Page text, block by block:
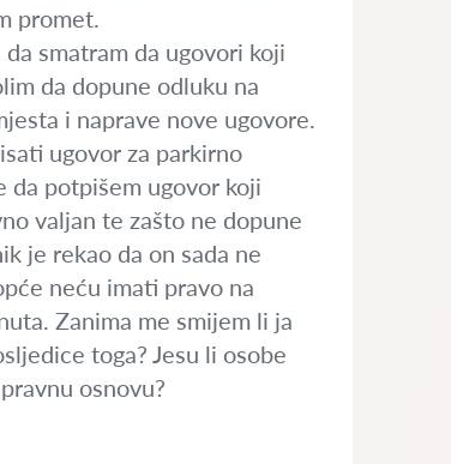
promet.
smatram da ugovori koji
da dopune odluku na
i naprave nove ugovore.
ugovor za parkirno
da potpišem ugovor koji
valjan te zašto ne dopune
je rekao da on sada ne
neću imati pravo na
Zanima me smijem li ja
toga? Jesu li osobe
osnovu?